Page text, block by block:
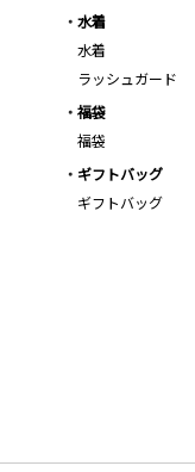
水着
水着
ラッシュガード
福袋
福袋
ギフトバッグ
ギフトバッグ